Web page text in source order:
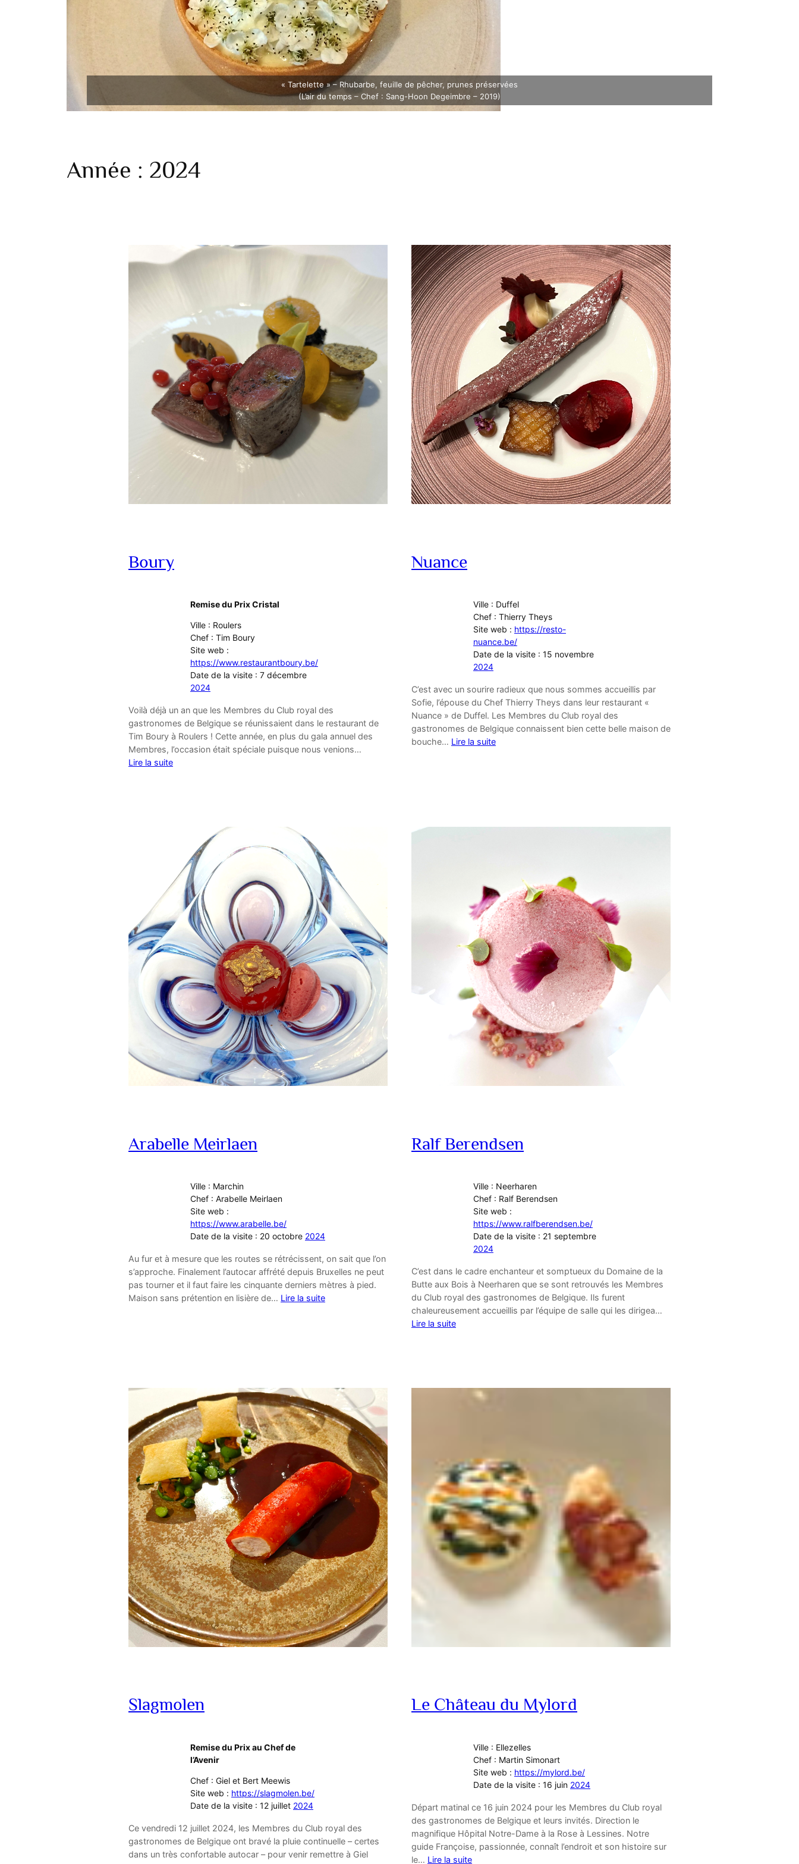
Poires, sorbet au vinaigre de sureau, grenade
(Couvert Couvert – Chefs : Laurent et Vincent Folmer – 2015)
Année : 2024
Boury
Remise du Prix Cristal
Ville : Roulers
Chef : Tim Boury
Site web :
https://www.restaurantboury.be/
Date de la visite : 7 décembre
2024
Voilà déjà un an que les Membres du Club royal des
gastronomes de Belgique se réunissaient dans le restaurant de
Tim Boury à Roulers ! Cette année, en plus du gala annuel des
Membres, l’occasion était spéciale puisque nous venions…
Lire la suite
Nuance
Ville : Duffel
Chef : Thierry Theys
Site web : https://resto-
nuance.be/
Date de la visite : 15 novembre
2024
C’est avec un sourire radieux que nous sommes accueillis par
Sofie, l’épouse du Chef Thierry Theys dans leur restaurant «
Nuance » de Duffel. Les Membres du Club royal des
gastronomes de Belgique connaissent bien cette belle maison de
bouche… Lire la suite
Arabelle Meirlaen
Ville : Marchin
Chef : Arabelle Meirlaen
Site web :
https://www.arabelle.be/
Date de la visite : 20 octobre 2024
Au fur et à mesure que les routes se rétrécissent, on sait que l’on
s’approche. Finalement l’autocar affrété depuis Bruxelles ne peut
pas tourner et il faut faire les cinquante derniers mètres à pied.
Maison sans prétention en lisière de… Lire la suite
Ralf Berendsen
Ville : Neerharen
Chef : Ralf Berendsen
Site web :
https://www.ralfberendsen.be/
Date de la visite : 21 septembre
2024
C’est dans le cadre enchanteur et somptueux du Domaine de la
Butte aux Bois à Neerharen que se sont retrouvés les Membres
du Club royal des gastronomes de Belgique. Ils furent
chaleureusement accueillis par l’équipe de salle qui les dirigea…
Lire la suite
Slagmolen
Remise du Prix au Chef de
l’Avenir
Chef : Giel et Bert Meewis
Site web : https://slagmolen.be/
Date de la visite : 12 juillet 2024
Ce vendredi 12 juillet 2024, les Membres du Club royal des
gastronomes de Belgique ont bravé la pluie continuelle – certes
dans un très confortable autocar – pour venir remettre à Giel
Le Château du Mylord
Ville : Ellezelles
Chef : Martin Simonart
Site web : https://mylord.be/
Date de la visite : 16 juin 2024
Départ matinal ce 16 juin 2024 pour les Membres du Club royal
des gastronomes de Belgique et leurs invités. Direction le
magnifique Hôpital Notre-Dame à la Rose à Lessines. Notre
guide Françoise, passionnée, connaît l’endroit et son histoire sur
le… Lire la suite